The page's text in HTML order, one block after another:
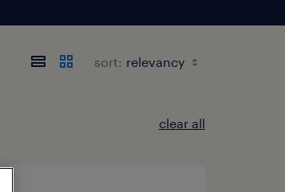
sort:
clear all